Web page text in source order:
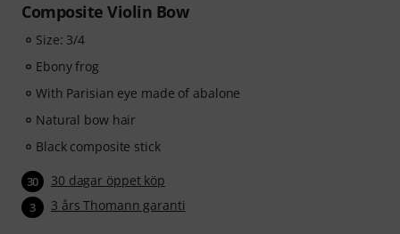
Composite Violin Bow
Size: 3/4
Ebony frog
With Parisian eye made of abalone
Natural bow hair
Black composite stick
30 30 dagar öppet köp
3 3 års Thomann garanti